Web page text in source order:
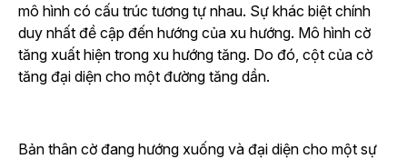
mô hình có cấu trúc tương tự nhau. Sự khác biệt chính
duy nhất đề cập đến hướng của xu hướng. Mô hình cờ
tăng xuất hiện trong xu hướng tăng. Do đó, cột của cờ
tăng đại diện cho một đường tăng dần.
Bản thân cờ đang hướng xuống và đại diện cho một sự